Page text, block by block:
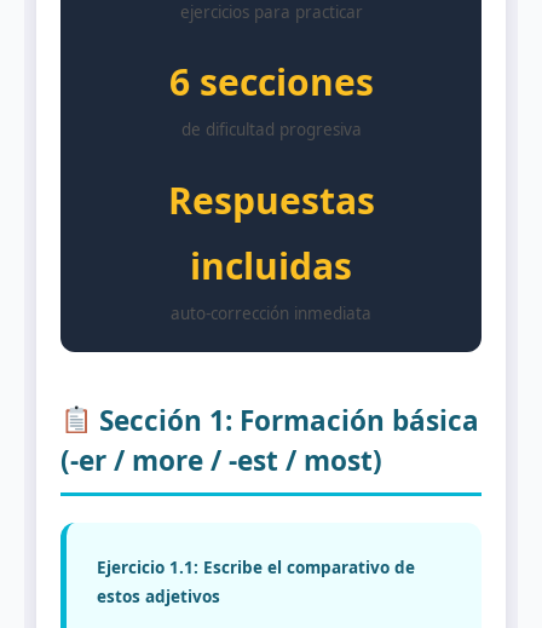
ejercicios para practicar
6 secciones
de dificultad progresiva
Respuestas
incluidas
auto-corrección inmediata
Sección 1: Formación básica
(-er / more / -est / most)
Ejercicio 1.1: Escribe el comparativo de
estos adjetivos